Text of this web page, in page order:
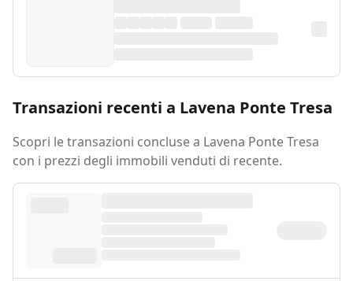
Transazioni recenti a Lavena Ponte Tresa
Scopri le transazioni concluse a Lavena Ponte Tresa
con i prezzi degli immobili venduti di recente.